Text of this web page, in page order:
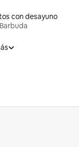
con desayuno